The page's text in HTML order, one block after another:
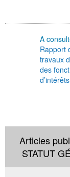
A
Rapport
travaux
des
d’intérêts
Articles
STATUT